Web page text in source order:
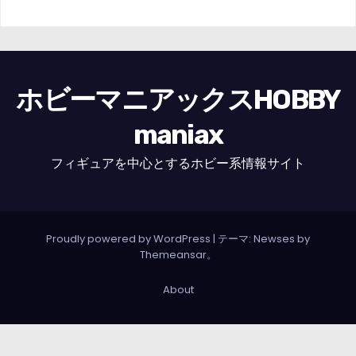
ホビーマニアックスHOBBY
maniax
フィギュアを中心とするホビー系情報サイト
Proudly powered by WordPress | テーマ: Newses by
Themeansar。
About